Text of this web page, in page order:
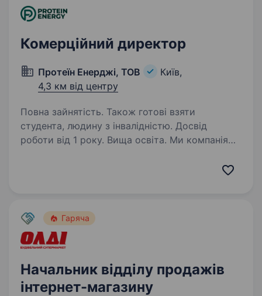
Комерційний директор
Протеїн Енерджі, ТОВ
Київ,
4,3 км від центру
Повна зайнятість. Також готові взяти
студента, людину з інвалідністю. Досвід
роботи від 1 року. Вища освіта. Ми компанія
роботи та великим бажанням до досягення…
Гаряча
Начальник відділу продажів
інтернет-магазину